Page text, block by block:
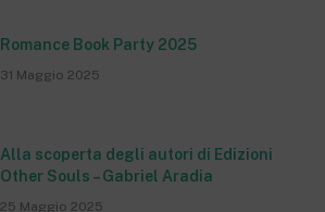
Romance Book Party 2025
31 Maggio 2025
Alla scoperta degli autori di Edizioni
Other Souls – Gabriel Aradia
25 Maggio 2025